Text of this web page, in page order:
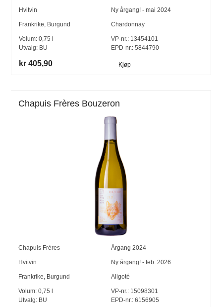
Hvitvin Ny årgang! - mai 2024
Frankrike, Burgund Chardonnay
Volum:0,75
Utvalg: BU
VP-nr.: 13454101
EPD-nr.: 5844790
kr 405,90 Kjøp
Chapuis Frères Bouzeron
Chapuis Frères Årgang 2024
Hvitvin Ny årgang! - feb. 2026
Frankrike, Burgund Aligoté
Volum:0,75
Utvalg: BU
VP-nr.:15098301
EPD-nr.: 6156905